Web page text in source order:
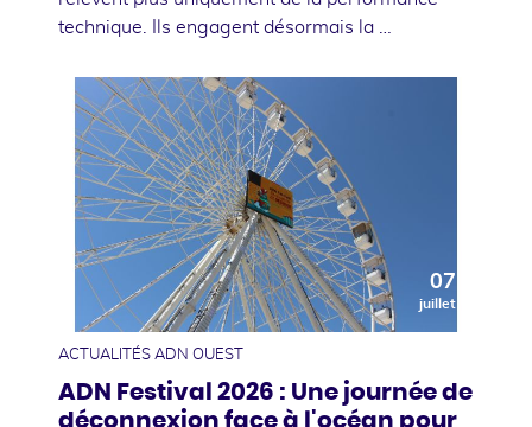
technique. Ils engagent désormais la …
07
juillet
ACTUALITÉS ADN OUEST
ADN Festival 2026 : Une journée de
déconnexion face à l'océan pour